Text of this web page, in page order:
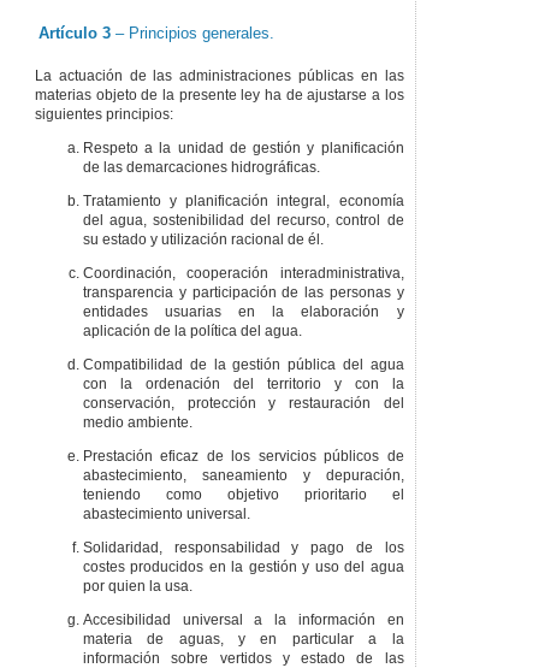
Artículo 3 – Principios generales.
La actuación de las administraciones públicas en las
materias objeto de la presente ley ha de ajustarse a los
siguientes principios:
Respeto a la unidad de gestión y planificación
de las demarcaciones hidrográficas.
Tratamiento y planificación integral, economía
del agua, sostenibilidad del recurso, control de
su estado y utilización racional de él.
Coordinación, cooperación interadministrativa,
transparencia y participación de las personas y
entidades usuarias en la elaboración y
aplicación de la política del agua.
Compatibilidad de la gestión pública del agua
con la ordenación del territorio y con la
conservación, protección y restauración del
medio ambiente.
Prestación eficaz de los servicios públicos de
abastecimiento, saneamiento y depuración,
teniendo como objetivo prioritario el
abastecimiento universal.
Solidaridad, responsabilidad y pago de los
costes producidos en la gestión y uso del agua
por quien la usa.
Accesibilidad universal a la información en
materia de aguas, y en particular a la
información sobre vertidos y estado de las